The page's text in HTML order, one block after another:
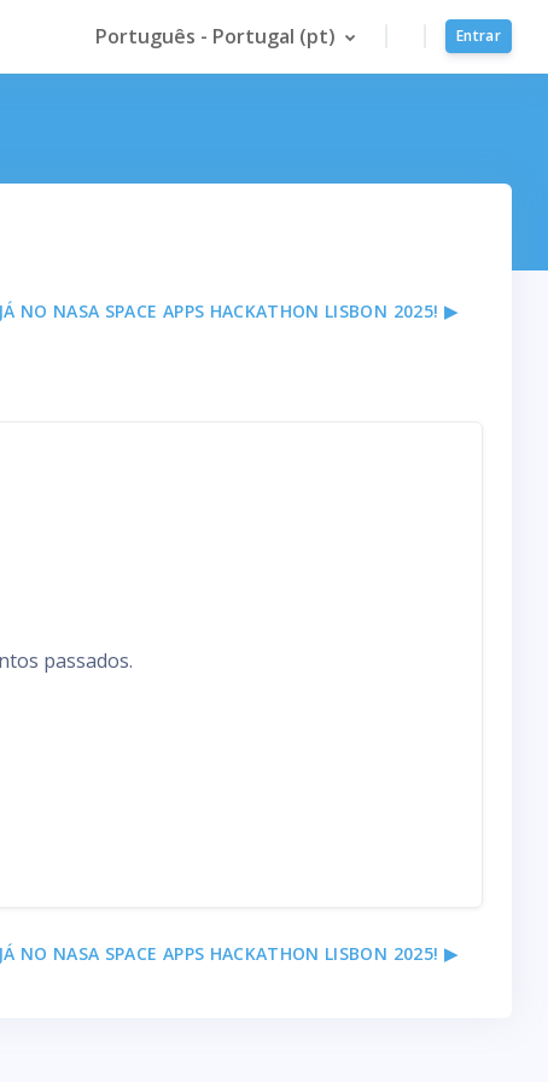
Português - Portugal ‎(pt)‎ Entrar
NO NASA SPACE APPS HACKATHON LISBON 2025! ▶︎
passados.
NO NASA SPACE APPS HACKATHON LISBON 2025! ▶︎